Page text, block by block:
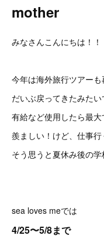
mother
みなさんこんにちは！！
今年は海外旅行ツアー
だいぶ戻ってきたみた
有給など使用したら最大
羨ましい！けど、仕事
そう思うと夏休み後の
sea loves meでは
4/25〜5/8まで